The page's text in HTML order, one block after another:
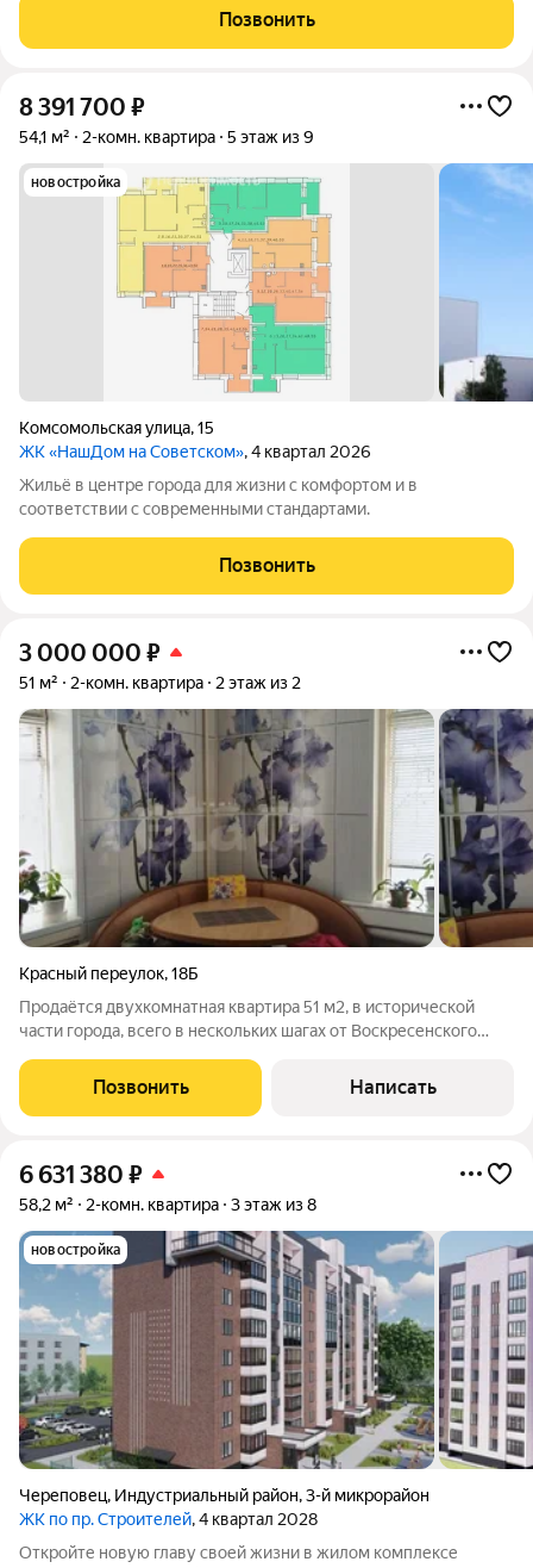
уже готово: -новые качественные стеклопакеты; -санузел в
кафеле; -удобная
Позвонить
8 391 700 ₽
54,1 м² 2-комн. квартира 5 этаж из 9
новостройка
Комсомольская улица,15
ЖК «НашДом на Советском», 4 квартал 2026
Жильё в центре города для жизни с комфортом и в
соответствии с современными стандартами.
Позвонить
3 000 000 ₽
51 м² 2-комн. квартира 2 этаж из 2
Красный переулок,18Б
Продаётся двухкомнатная квартира 51 м2, в исторической
части города, всего в нескольких шагах от Воскресенского
ранней эпохи, при этом идеально сочетается с
современностью. Высокие потолки (2,8
Позвонить Написать
6 631 380 ₽
58,2 м² 2-комн. квартира 3 этаж из 8
новостройка
Череповец, Индустриальный район,3-й микрорайон
ЖК по пр. Строителей, 4 квартал 2028
Откройте новую главу своей жизни в жилом комплексе